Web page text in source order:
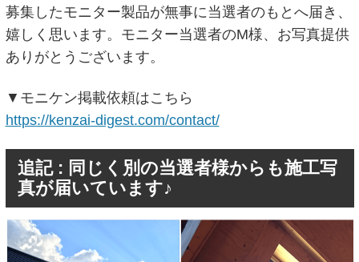
募集したモニター製品が無事に当選者のもとへ届き、
嬉しく思います。モニター当選者のM様、お写真提供
ありがとうございます。
▼モニケン掲載依頼はこちら
https://kenzai-digest.com/contact/
追記 : 同じく別の当選者様からも施工写
真が届いています♪